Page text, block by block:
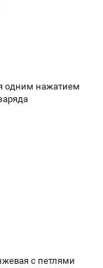
одним нажатием
с петлями